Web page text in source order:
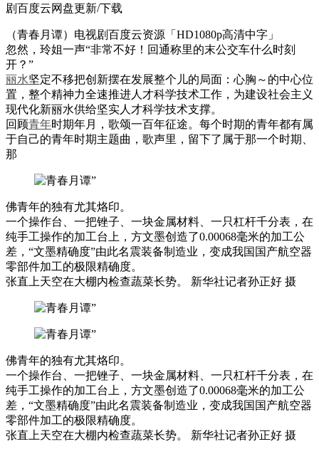
剧百度云网盘更新/下载
（青春月谭）电视剧百度云资源「HD1080p高清中字」
忽然，玲姐一声“非常不好！回通称里的末公交车什么时刻
开？”
丽水坚定不移把创新摆在发展整个儿的局面：心胸～的中心位
置，整个精神力全速推进人才科学技术工作，为建设社会主义
现代化新丽水供给坚实人才科学技术支撑。
回顾青年时期年月，歌颂一百年征途。每个时期的青年都有属
于自己的青年时期主题曲，歌声里，留下了属于那一个时期、
那
佛青年的独有尤其烙印。
一个操作台、一把锉子、一块金属材料、一只杠杆千分表，在
纯手工操作的加工台上，方文墨创造了0.00068毫米的加工公
差，“文墨精确度”由此名震装备制造业，变成我国国产航空器
零部件加工的极限精确度。
张直上天空在大棚内检查蔬菜长势。 新华社记者孙正好 摄
佛青年的独有尤其烙印。
一个操作台、一把锉子、一块金属材料、一只杠杆千分表，在
纯手工操作的加工台上，方文墨创造了0.00068毫米的加工公
差，“文墨精确度”由此名震装备制造业，变成我国国产航空器
零部件加工的极限精确度。
张直上天空在大棚内检查蔬菜长势。 新华社记者孙正好 摄